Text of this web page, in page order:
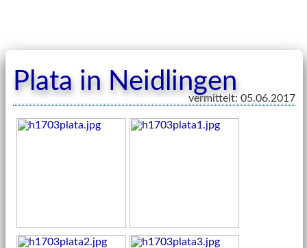
Plata in Neidlingen
vermittelt: 05.06.2017